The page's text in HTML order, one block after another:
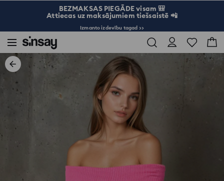
BEZMAKSAS PIEGĀDE visam 🎒
Attiecas uz maksājumiem tiešsaistē 📲
Izmanto izdevību tagad >>